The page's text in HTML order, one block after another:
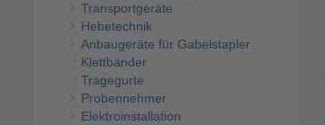
Transportgeräte
Hebetechnik
Anbaugeräte für Gabelstapler
Klettbänder
Tragegurte
Probennehmer
Elektroinstallation